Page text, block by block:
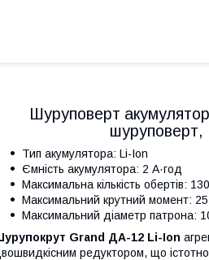
Шуруповерт
шуруповерт,
Тип акумулятора: Li-Ion
Ємність акумулятора: 2 А·год
Максимальна кількість обертів:
Максимальний крутний момент:
Максимальний діаметр патрона:
Grand ДА-12 Li-Ion
редуктором, що